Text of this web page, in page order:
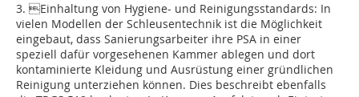
3. Einhaltung von Hygiene- und Reinigungsstandards: In
vielen Modellen der Schleusentechnik ist die Möglichkeit
eingebaut, dass Sanierungsarbeiter ihre PSA in einer
speziell dafür vor­gesehenen Kammer ablegen und dort
kontaminierte Kleidung und Ausrüstung einer gründlichen
Reinigung unterziehen können. Dies beschreibt ebenfalls